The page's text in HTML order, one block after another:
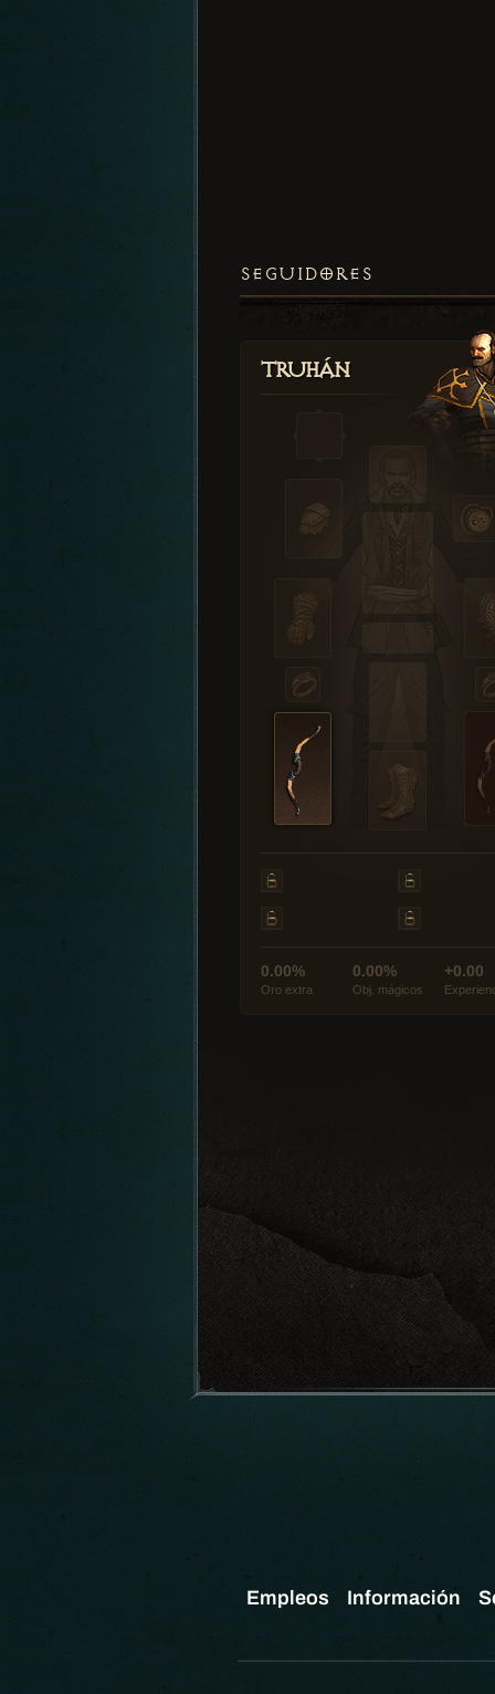
SEGUIDORES
Truhán
0.00%
Oro extra
0.00%
Obj. mágicos
+0.00